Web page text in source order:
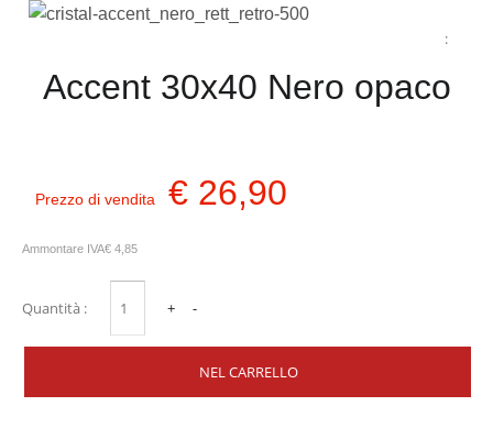
:
Accent 30x40 Nero opaco
Prezzo di vendita € 26,90
Ammontare IVA€ 4,85
Quantità :